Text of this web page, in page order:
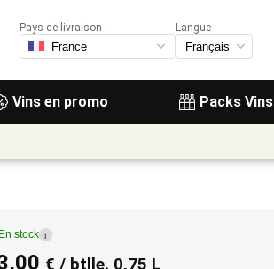
Vins en promo Packs Vins
Pays de livraison :
Langue
En stock i
€ / btlle. 0,75 L